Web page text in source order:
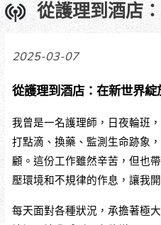
從護理到酒店
2025-03-07
從護理到酒店：在新世界綻
我曾是一名護理師，日夜輪班
打點滴、換藥、監測生命跡象
顧。這份工作雖然辛苦，但也
壓環境和不規律的作息，讓我
每天面對各種狀況，承擔著極